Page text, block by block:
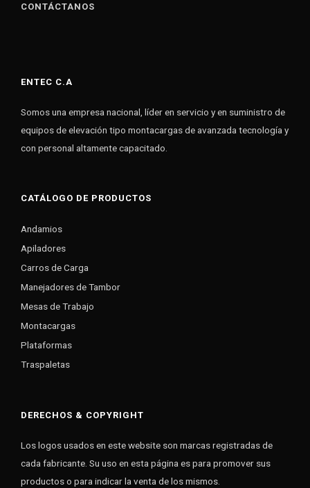
CONTÁCTANOS
ENTEC C.A
Somos una empresa nacional, líder en servicio y en suministro de
equipos de elevación tipo montacargas de avanzada tecnología y
con personal altamente capacitado.
CATÁLOGO DE PRODUCTOS
Andamios
Apiladores
Carros de Carga
Manejadores de Tambor
Mesas de Trabajo
Montacargas
Plataformas
Traspaletas
DERECHOS & COPYRIGHT
Los logos usados en este website son marcas registradas de
cada fabricante. Su uso en esta página es para promover sus
productos o para indicar la venta de los mismos.